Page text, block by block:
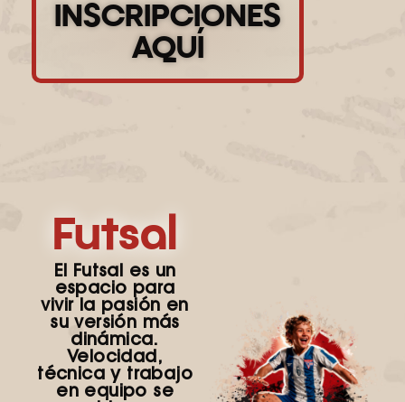
INSCRIPCIONES
AQUÍ
Futsal
El Futsal es un
espacio para
vivir la pasión en
su versión más
dinámica.
Velocidad,
técnica y trabajo
en equipo se